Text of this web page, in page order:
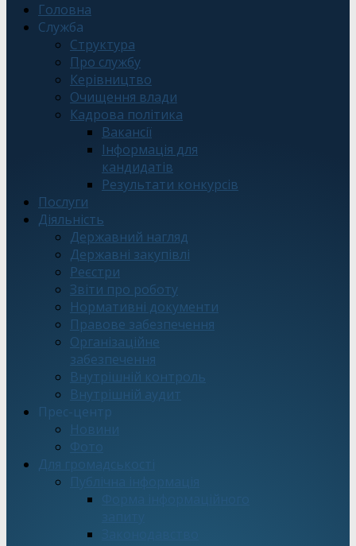
Головна
Служба
Структура
Про службу
Керівництво
Очищення влади
Кадрова політика
Вакансії
Інформація для
кандидатів
Результати конкурсів
Послуги
Діяльність
Державний нагляд
Державні закупівлі
Реєстри
Звіти про роботу
Нормативні документи
Правове забезпечення
Організаційне
забезпечення
Внутрішній контроль
Внутрішній аудит
Прес-центр
Новини
Фото
Для громадськості